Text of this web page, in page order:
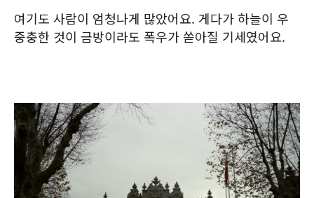
여기도 사람이 엄청나게 많았어요. 게다가 하늘이 우
중충한 것이 금방이라도 폭우가 쏟아질 기세였어요.